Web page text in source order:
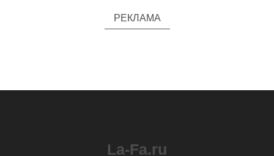
РЕКЛАМА
La-Fa.ru